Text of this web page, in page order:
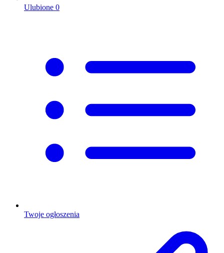
Ulubione 0
Twoje ogłoszenia